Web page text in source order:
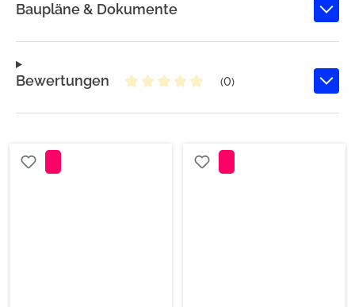
Baupläne & Dokumente
Bewertungen
(0)